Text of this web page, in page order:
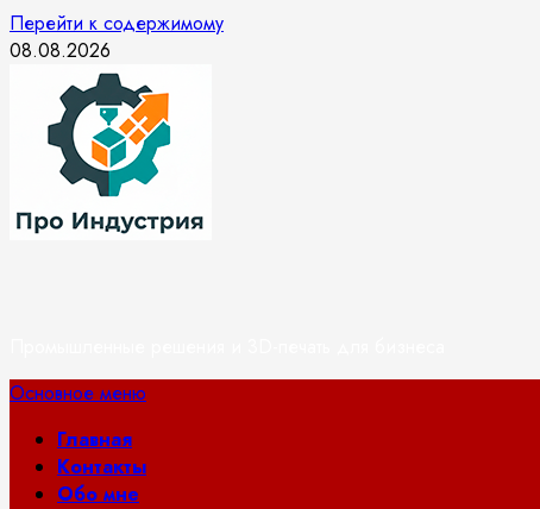
Перейти к содержимому
08.08.2026
Основное меню
Главная
Контакты
Обо мне